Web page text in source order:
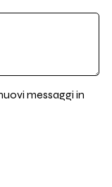
messaggi in